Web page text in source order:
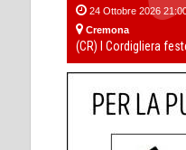
24 Ottobre 2026
Cremona
(CR) I Cordigliera